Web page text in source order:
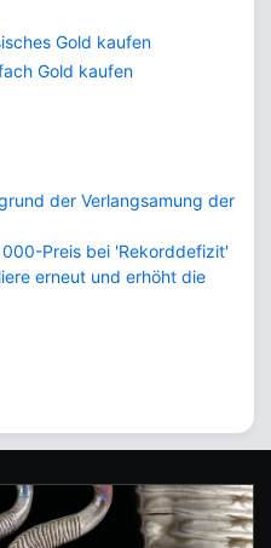
Gold kaufen
Gold kaufen
der Verlangsamung der
Preis bei 'Rekorddefizit'
erneut und erhöht die